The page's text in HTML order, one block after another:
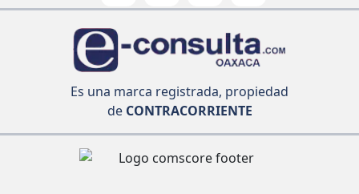
Es una marca registrada, propiedad
deCONTRACORRIENTE